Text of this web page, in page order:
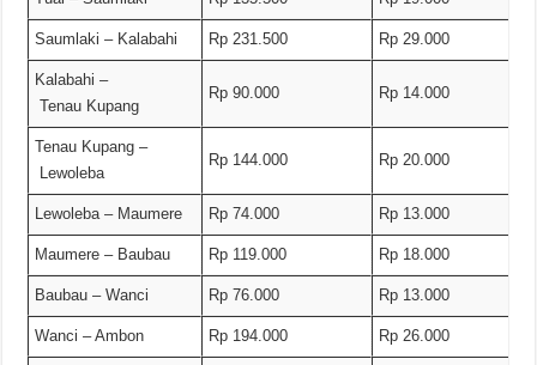
Saumlaki – Kalabahi Rp 231.500 Rp 29.000
Kalabahi –
Tenau Kupang
Rp 90.000 Rp 14.000
Tenau Kupang –
Lewoleba
Rp 144.000 Rp 20.000
Lewoleba – Maumere Rp 74.000 Rp 13.000
Maumere – Baubau Rp 119.000 Rp 18.000
Baubau – Wanci Rp 76.000 Rp 13.000
Wanci – Ambon Rp 194.000 Rp 26.000